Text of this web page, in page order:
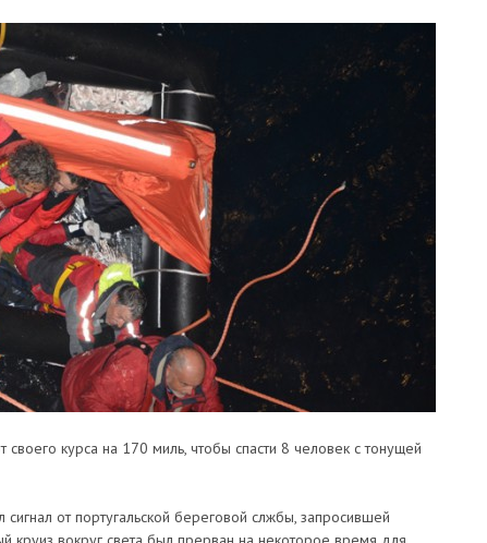
курса на 170 миль, чтобы спасти 8 человек с тонущей
от португальской береговой слжбы, запросившей